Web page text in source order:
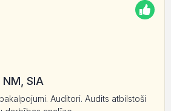
SIA
Auditori. Audits atbilstoši